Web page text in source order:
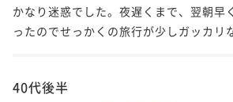
かなり迷惑でした。夜遅くまで、翌朝早
ったのでせっかくの旅行が少しガッカリ
40代後半